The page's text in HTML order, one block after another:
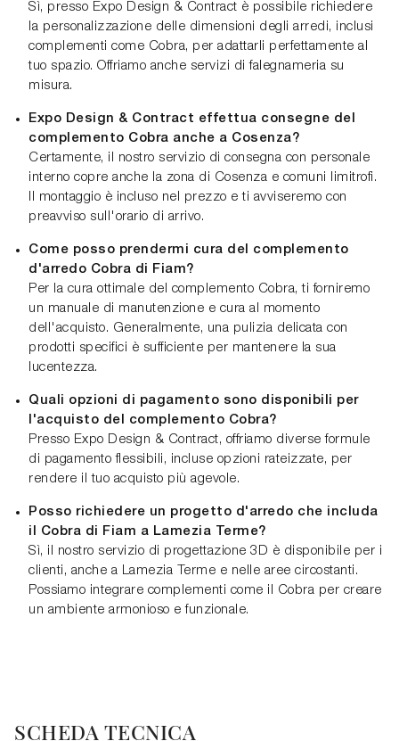
Sì, presso Expo Design & Contract è possibile richiedere
la personalizzazione delle dimensioni degli arredi, inclusi
complementi come Cobra, per adattarli perfettamente al
tuo spazio. Offriamo anche servizi di falegnameria su
misura.
Expo Design & Contract effettua consegne del
complemento Cobra anche a Cosenza?
Certamente, il nostro servizio di consegna con personale
interno copre anche la zona di Cosenza e comuni limitrofi.
Il montaggio è incluso nel prezzo e ti avviseremo con
preavviso sull'orario di arrivo.
Come posso prendermi cura del complemento
d'arredo Cobra di Fiam?
Per la cura ottimale del complemento Cobra, ti forniremo
un manuale di manutenzione e cura al momento
dell'acquisto. Generalmente, una pulizia delicata con
prodotti specifici è sufficiente per mantenere la sua
lucentezza.
Quali opzioni di pagamento sono disponibili per
l'acquisto del complemento Cobra?
Presso Expo Design & Contract, offriamo diverse formule
di pagamento flessibili, incluse opzioni rateizzate, per
rendere il tuo acquisto più agevole.
Posso richiedere un progetto d'arredo che includa
il Cobra di Fiam a Lamezia Terme?
Sì, il nostro servizio di progettazione 3D è disponibile per i
clienti, anche a Lamezia Terme e nelle aree circostanti.
Possiamo integrare complementi come il Cobra per creare
un ambiente armonioso e funzionale.
SCHEDA TECNICA